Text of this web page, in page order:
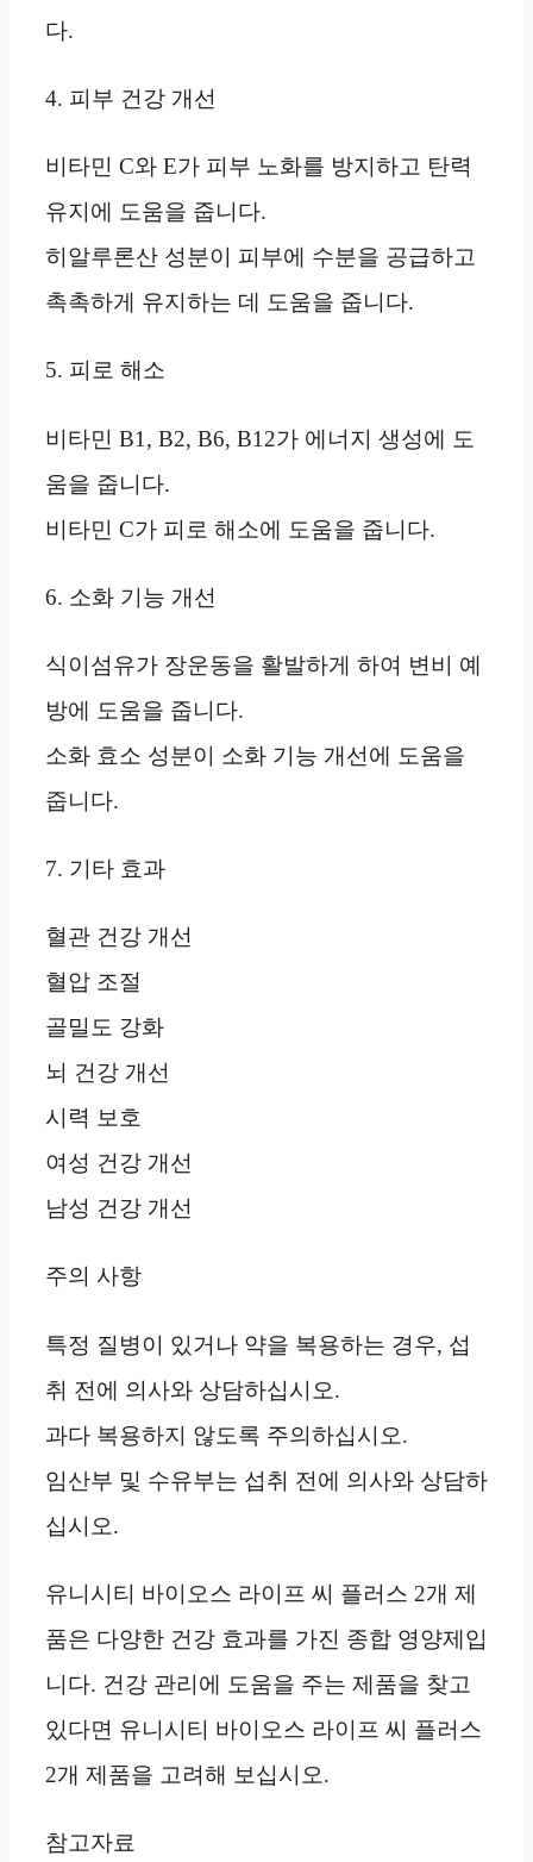
다.
4. 피부 건강 개선
비타민 C와 E가 피부 노화를 방지하고 탄력
유지에 도움을 줍니다.
히알루론산 성분이 피부에 수분을 공급하고
촉촉하게 유지하는 데 도움을 줍니다.
5. 피로 해소
비타민 B1, B2, B6, B12가 에너지 생성에 도
움을 줍니다.
비타민 C가 피로 해소에 도움을 줍니다.
6. 소화 기능 개선
식이섬유가 장운동을 활발하게 하여 변비 예
방에 도움을 줍니다.
소화 효소 성분이 소화 기능 개선에 도움을
줍니다.
7. 기타 효과
혈관 건강 개선
혈압 조절
골밀도 강화
뇌 건강 개선
시력 보호
여성 건강 개선
남성 건강 개선
주의 사항
특정 질병이 있거나 약을 복용하는 경우, 섭
취 전에 의사와 상담하십시오.
과다 복용하지 않도록 주의하십시오.
임산부 및 수유부는 섭취 전에 의사와 상담하
십시오.
유니시티 바이오스 라이프 씨 플러스 2개 제
품은 다양한 건강 효과를 가진 종합 영양제입
니다. 건강 관리에 도움을 주는 제품을 찾고
있다면 유니시티 바이오스 라이프 씨 플러스
2개 제품을 고려해 보십시오.
참고자료